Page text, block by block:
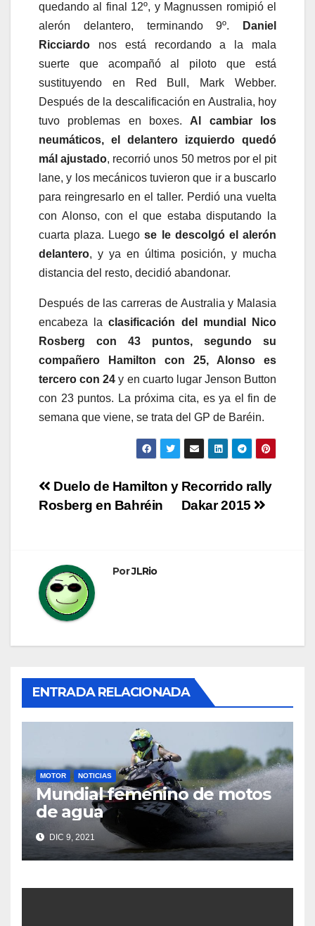
quedando al final 12º, y Magnussen romipió el
alerón delantero, terminando 9º.
Daniel
Ricciardo nos está recordando a la mala
suerte que acompañó al piloto que está
sustituyendo en Red Bull, Mark Webber.
Después de la descalificación en Australia, hoy
tuvo problemas en boxes. Al cambiar los
neumáticos, el delantero izquierdo quedó
mál ajustado, recorrió unos 50 metros por el pit
lane, y los mecánicos tuvieron que ir a buscarlo
para reingresarlo en el taller. Perdió una vuelta
con Alonso, con el que estaba disputando la
cuarta plaza. Luegose le descolgó el alerón
delantero, y ya en última posición, y mucha
distancia del resto, decidió abandonar.
Después de las carreras de Australia y Malasia
encabeza laclasificación del mundial
Nico
Rosberg con 43 puntos, segundo su
compañero Hamilton con 25, Alonso es
tercero con 24 y en cuarto lugar Jenson Button
con 23 puntos. La próxima cita, es ya el fin de
semana que viene, se trata del GP de Baréin.
Navegación
Recorrido rally
Dakar 2015
Duelo de Hamilton y
Rosberg en Bahréin
PorJLRio
ENTRADA RELACIONADA
MOTOR NOTICIAS
Mundial femenino de motos
de agua
DIC 9, 2021